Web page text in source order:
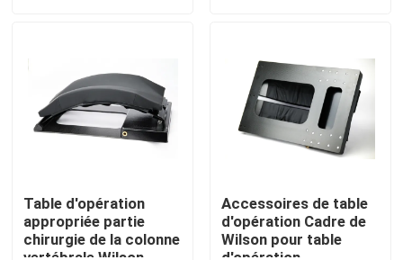
Visite d'usine
Contact
Table d'opération
appropriée partie
chirurgie de la colonne
Accessoires de table
d'opération Cadre de
Wilson pour table